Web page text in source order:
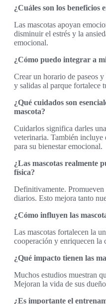
¿Cuáles son los beneficios
Las mascotas apoyan
disminuir el estrés y la
emocional.
¿Cómo puedo integrar a
Crear un horario de paseos
y salidas al parque fortalece
¿Qué cuidados son
mascota?
Cuidarlos significa darles
veterinaria. También
para su bienestar emocional.
¿Las mascotas realmente
física?
Definitivamente.
diarios. Esto mejora tanto
¿Cómo influyen las
Las mascotas fortalecen la
cooperación y enriquecen la
¿Qué impacto tienen las
Muchos estudios muestran
Mejoran la vida de sus
¿Es importante el